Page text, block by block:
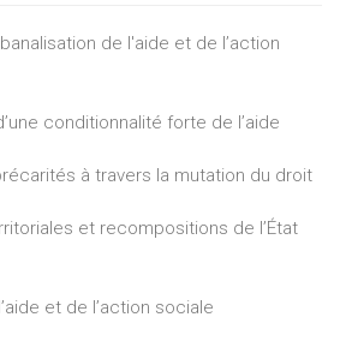
de l'aide et de l’action
conditionnalité forte de l’aide
à travers la mutation du droit
et recompositions de l’État
et de l’action sociale